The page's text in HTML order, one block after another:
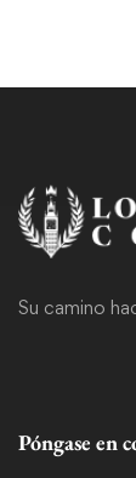
Su camino
Póngase en